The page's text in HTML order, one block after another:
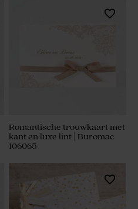
Romantische trouwkaart met
kant en luxe lint | Buromac
106065